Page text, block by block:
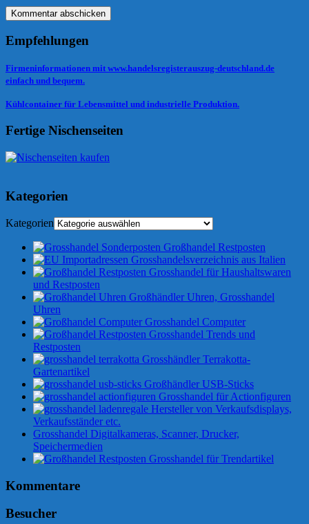
Empfehlungen
Firmeninformationen mit www.handelsregisterauszug-deutschland.de
einfach und bequem.
Kühlcontainer für Lebensmittel und industrielle Produktion.
Fertige Nischenseiten
Kategorien
Kategorien
Großhandel Restposten
Grosshandelsverzeichnis aus Italien
Grosshandel für Haushaltswaren
und Restposten
Großhändler Uhren, Grosshandel
Uhren
Grosshandel Computer
Grosshandel Trends und
Restposten
Grosshändler Terrakotta-
Gartenartikel
Großhändler USB-Sticks
Grosshandel für Actionfiguren
Hersteller von Verkaufsdisplays,
Verkaufsständer etc.
Grosshandel Digitalkameras, Scanner, Drucker,
Speichermedien
Grosshandel für Trendartikel
Kommentare
Besucher